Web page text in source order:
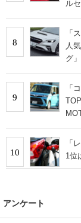
ル
8
「
人
グ
9
「
10
「
1位
アンケート